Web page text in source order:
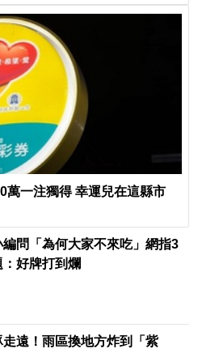
萬一注獨得 幸運兒在這縣市
編問「為何大家不來吃」網指3
：好牌打到爛
走遠！雨區換地方炸到「紫